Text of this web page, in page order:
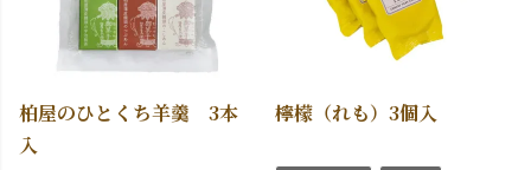
柏屋のひとくち羊羹 3本
入
檸檬（れも）3個入